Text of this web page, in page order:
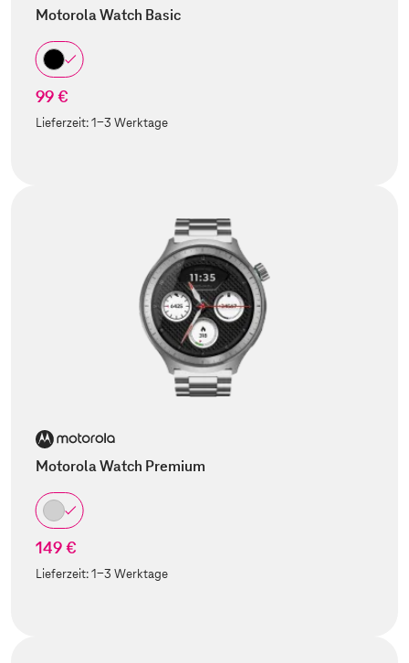
Motorola Watch Basic
99 €
Lieferzeit:1-3 Werktage
Motorola Watch Premium
149 €
Lieferzeit:1-3 Werktage